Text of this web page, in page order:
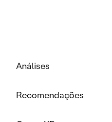
Análises
Recomendações